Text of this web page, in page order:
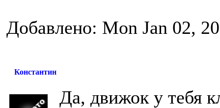
Добавлено: Mon Jan 02,
Константин
Да, движок у тебя